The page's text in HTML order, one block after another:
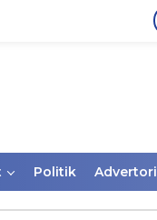
Politik